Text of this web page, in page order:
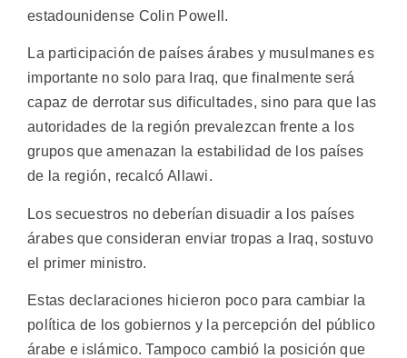
estadounidense Colin Powell.
La participación de países árabes y musulmanes es
importante no solo para Iraq, que finalmente será
capaz de derrotar sus dificultades, sino para que las
autoridades de la región prevalezcan frente a los
grupos que amenazan la estabilidad de los países
de la región, recalcó Allawi.
Los secuestros no deberían disuadir a los países
árabes que consideran enviar tropas a Iraq, sostuvo
el primer ministro.
Estas declaraciones hicieron poco para cambiar la
política de los gobiernos y la percepción del público
árabe e islámico. Tampoco cambió la posición que